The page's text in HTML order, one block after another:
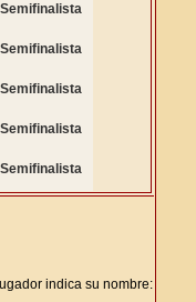
Semifinalista
Semifinalista
Semifinalista
Semifinalista
Semifinalista
indica su nombre: